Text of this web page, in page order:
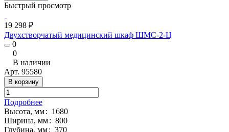
Быстрый просмотр
19 298 ₽
Двухстворчатый медицинский шкаф ШМС-2-Ц
0
0
В наличии
Арт. 95580
В корзину
Подробнее
Высота, мм: 1680
Ширина, мм: 800
Глубина, мм: 370